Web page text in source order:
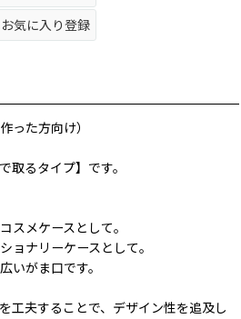
お気に入り登録
った方向け）
取るタイプ】です。
スメケースとして。
ョナリーケースとして。
いがま口です。
工夫することで、デザイン性を追及し